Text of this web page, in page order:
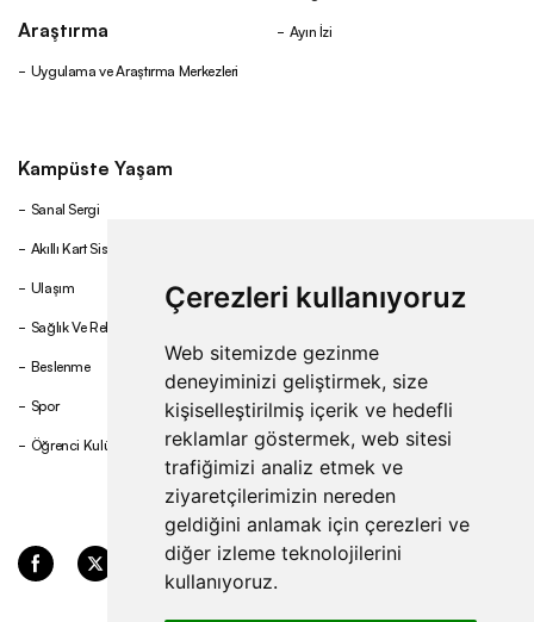
Çerezleri kullanıyoruz
Web sitemizde gezinme
deneyiminizi geliştirmek, size
kişiselleştirilmiş içerik ve hedefli
reklamlar göstermek, web sitesi
trafiğimizi analiz etmek ve
ziyaretçilerimizin nereden
geldiğini anlamak için çerezleri ve
diğer izleme teknolojilerini
kullanıyoruz.
Araştırma
Uygulama ve Araştırma Merkezleri
Ayın İzi
Kampüste Yaşam
Sanal Sergi
Akıllı Kart Sistemi
Ulaşım
Sağlık Ve Rehberlik
Beslenme
Spor
Öğrenci Kulüpleri